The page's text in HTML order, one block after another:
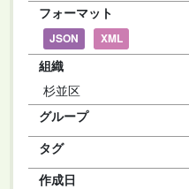
フォーマット
JSON XML
組織
杉並区
グループ
タグ
作成日